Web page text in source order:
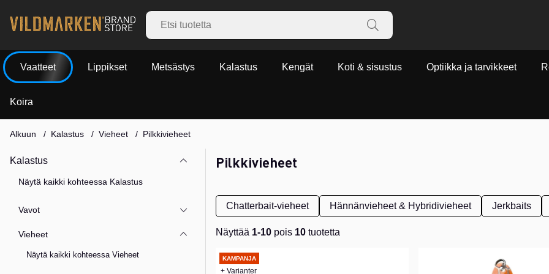
Vaatteet Lippikset Metsästys Kalastus Kengät Koti & sisustus Optiikka ja tarvikkeet
Koira
Alkuun Kalastus Vieheet Pilkkivieheet
Kalastus
Näytä kaikki kohteessa Kalastus
Vavot
Vieheet
Näytä kaikki kohteessa Vieheet
Pilkkivieheet
Chatterbait-vieheet Hännänvieheet & Hybridivieheet Jerkbaits
Näyttää 1-10 pois 10 tuotetta
Tuotteet
KAMPANJA
+ Varianter